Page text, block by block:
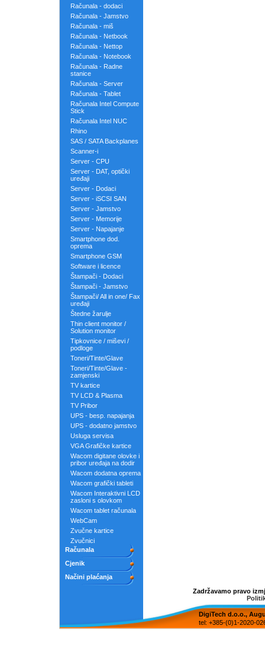
Računala - dodaci
Računala - Jamstvo
Računala - miš
Računala - Netbook
Računala - Nettop
Računala - Notebook
Računala - Radne
stanice
Računala - Server
Računala - Tablet
Računala Intel Compute
Stick
Računala Intel NUC
Rhino
SAS / SATA Backplanes
Scanner-i
Server - CPU
Server - DAT, optički
uređaji
Server - Dodaci
Server - iSCSI SAN
Server - Jamstvo
Server - Memorije
Server - Napajanje
Smartphone dod.
oprema
Smartphone GSM
Software i licence
Štampači - Dodaci
Štampači - Jamstvo
Štampači/ All in one/ Fax
uređaji
Štedne žarulje
Thin client monitor /
Solution monitor
Tipkovnice / miševi /
podloge
Toneri/Tinte/Glave
Toneri/Tinte/Glave -
zamjenski
TV kartice
TV LCD & Plasma
TV Pribor
UPS - besp. napajanja
UPS - dodatno jamstvo
Usluga servisa
VGA Grafičke kartice
Wacom digitane olovke i
pribor uređaja na dodir
Wacom dodatna oprema
Wacom grafički tableti
Wacom Interaktivni LCD
zasloni s olovkom
Wacom tablet računala
WebCam
Zvučne kartice
Zvučnici
Računala
Cjenik
Načini plaćanja
Zadržavamo pravo
DigiTech d.o.o.,
tel: +385-(0)1-2020-